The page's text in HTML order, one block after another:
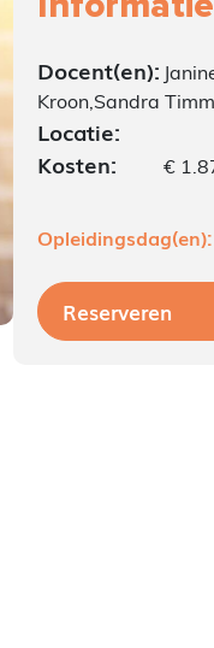
Docent(en):
Kroon,Sandra
Locatie:
Kosten:
€
Opleidingsdag(en):
Reserveren